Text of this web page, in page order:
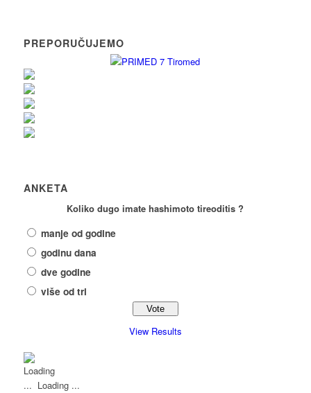
PREPORUČUJEMO
ANKETA
Koliko dugo imate hashimoto tireoditis ?
manje od godine
godinu dana
dve godine
više od tri
View Results
Loading ...